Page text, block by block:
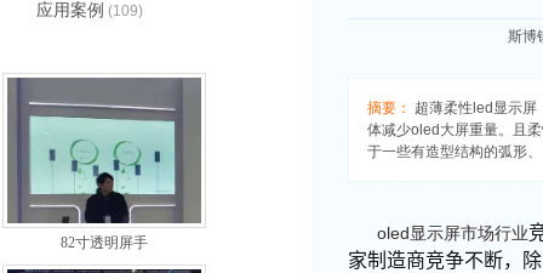
斯博
摘要：
超薄柔性led显示屏
体减少oled大屏重量。且
于一些有造型结构的弧形
oled显示屏市场行业
家制造商竞争不断，
应用案例 (109)
展览展示(0)
O2O应用(0)
82寸透明屏手